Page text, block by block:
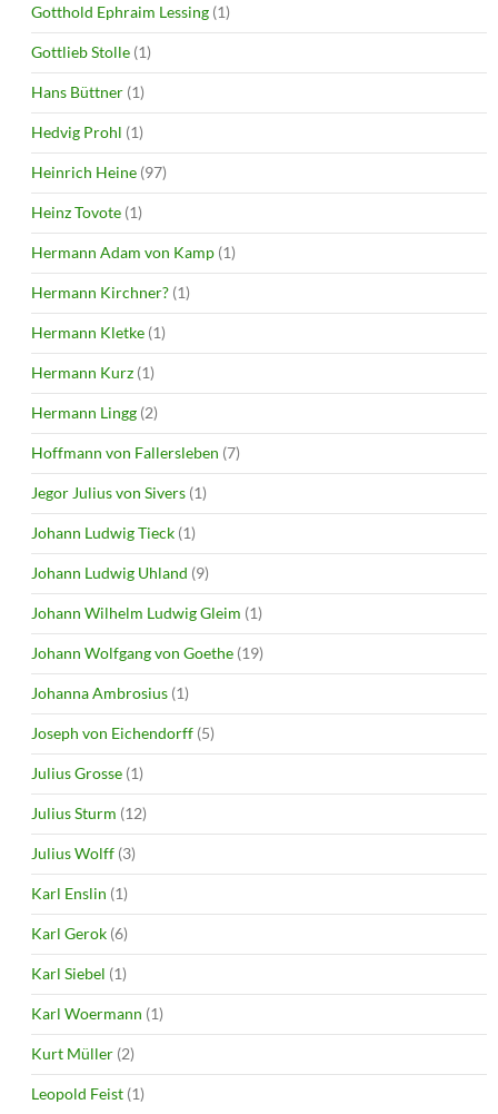
Gotthold Ephraim Lessing (1)
Gottlieb Stolle (1)
Hans Büttner (1)
Hedvig Prohl (1)
Heinrich Heine (97)
Heinz Tovote (1)
Hermann Adam von Kamp (1)
Hermann Kirchner? (1)
Hermann Kletke (1)
Hermann Kurz (1)
Hermann Lingg (2)
Hoffmann von Fallersleben (7)
Jegor Julius von Sivers (1)
Johann Ludwig Tieck (1)
Johann Ludwig Uhland (9)
Johann Wilhelm Ludwig Gleim (1)
Johann Wolfgang von Goethe (19)
Johanna Ambrosius (1)
Joseph von Eichendorff (5)
Julius Grosse (1)
Julius Sturm (12)
Julius Wolff (3)
Karl Enslin (1)
Karl Gerok (6)
Karl Siebel (1)
Karl Woermann (1)
Kurt Müller (2)
Leopold Feist (1)